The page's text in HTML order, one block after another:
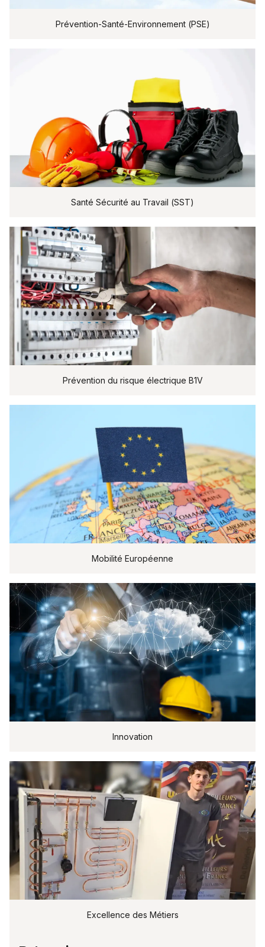
Prévention-Santé-Environnement (PSE)
Santé Sécurité au Travail (SST)
Prévention du risque électrique B1V
Mobilité Européenne
Innovation
Excellence des Métiers